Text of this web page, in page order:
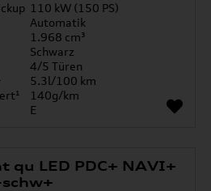
110 kW (150 PS)
Automatik
1.968 cm³
Schwarz
4/5 Türen
5.3l/100 km
140g/km
E
qu LED PDC+ NAVI+